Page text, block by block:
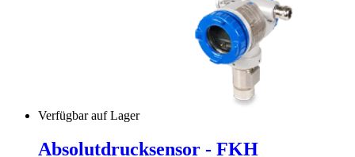
Verfügbar auf Lager
Absolutdrucksensor - FKH